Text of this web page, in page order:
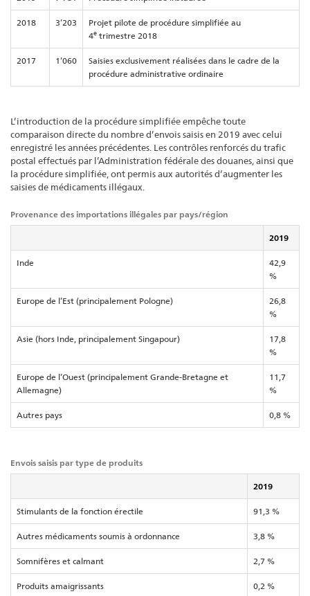
2018 3’203
Projet pilote de procédure simplifiée au
4e trimestre 2018
2017 1’060
Saisies exclusivement réalisées dans le cadre de la
procédure administrative ordinaire
L’introduction de la procédure simplifiée empêche toute
comparaison directe du nombre d’envois saisis en 2019 avec celui
enregistré les années précédentes. Les contrôles renforcés du trafic
postal effectués par l’Administration fédérale des douanes, ainsi que
la procédure simplifiée, ont permis aux autorités d’augmenter les
saisies de médicaments illégaux.
Provenance des importations illégales par pays/région
2019
Inde
42,9
%
Europe de l’Est (principalement Pologne)
26,8
%
Asie (hors Inde, principalement Singapour)
17,8
%
Europe de l’Ouest (principalement Grande-Bretagne et
Allemagne)
11,7
%
Autres pays 0,8 %
Envois saisis par type de produits
2019
Stimulants de la fonction érectile 91,3 %
Autres médicaments soumis à ordonnance 3,8 %
Somnifères et calmant 2,7 %
Produits amaigrissants 0,2 %